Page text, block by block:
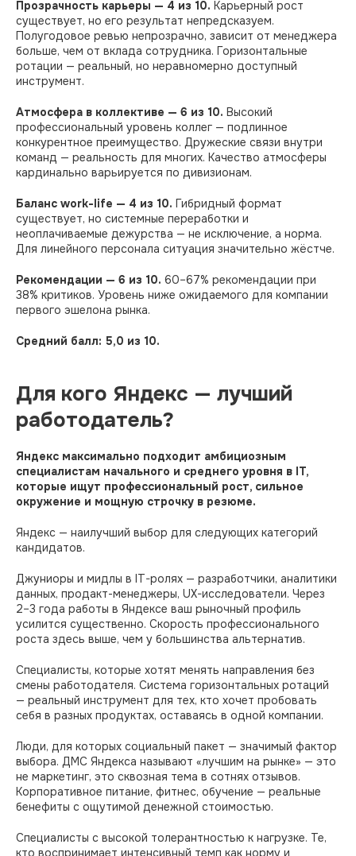
Прозрачность карьеры — 4 из 10. Карьерный рост
существует, но его результат непредсказуем.
Полугодовое ревью непрозрачно, зависит от менеджера
больше, чем от вклада сотрудника. Горизонтальные
ротации — реальный, но неравномерно доступный
инструмент.
Атмосфера в коллективе — 6 из 10. Высокий
профессиональный уровень коллег — подлинное
конкурентное преимущество. Дружеские связи внутри
команд — реальность для многих. Качество атмосферы
кардинально варьируется по дивизионам.
Баланс work-life — 4 из 10. Гибридный формат
существует, но системные переработки и
неоплачиваемые дежурства — не исключение, а норма.
Для линейного персонала ситуация значительно жёстче.
Рекомендации — 6 из 10. 60–67% рекомендации при
38% критиков. Уровень ниже ожидаемого для компании
первого эшелона рынка.
Средний балл: 5,0 из 10.
Для кого Яндекс — лучший
работодатель?
Яндекс максимально подходит амбициозным
специалистам начального и среднего уровня в IT,
которые ищут профессиональный рост, сильное
окружение и мощную строчку в резюме.
Яндекс — наилучший выбор для следующих категорий
кандидатов.
Джуниоры и мидлы в IT-ролях — разработчики, аналитики
данных, продакт-менеджеры, UX-исследователи. Через
2–3 года работы в Яндексе ваш рыночный профиль
усилится существенно. Скорость профессионального
роста здесь выше, чем у большинства альтернатив.
Специалисты, которые хотят менять направления без
смены работодателя. Система горизонтальных ротаций
— реальный инструмент для тех, кто хочет пробовать
себя в разных продуктах, оставаясь в одной компании.
Люди, для которых социальный пакет — значимый фактор
выбора. ДМС Яндекса называют «лучшим на рынке» — это
не маркетинг, это сквозная тема в сотнях отзывов.
Корпоративное питание, фитнес, обучение — реальные
бенефиты с ощутимой денежной стоимостью.
Специалисты с высокой толерантностью к нагрузке. Те,
кто воспринимает интенсивный темп как норму и